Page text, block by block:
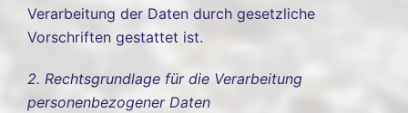
Verarbeitung der Daten durch gesetzliche
Vorschriften gestattet ist.
2. Rechtsgrundlage für die Verarbeitung
personenbezogener Daten